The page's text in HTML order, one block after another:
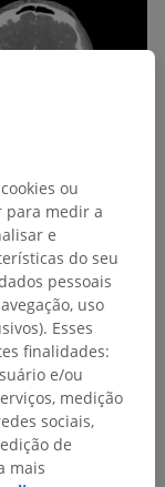
ou
para medir a
e
do seu
pessoais
uso
Esses
finalidades:
e/ou
medição
sociais,
de
mais